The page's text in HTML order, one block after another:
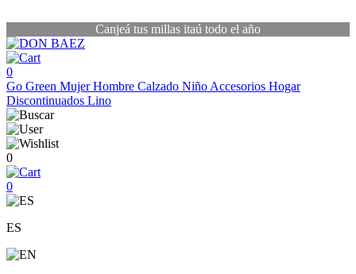
Canjeá tus millas itaú todo el año
0
Go Green MujerHombre Calzado Niño Accesorios Hogar
Discontinuados Lino
0
0
ES